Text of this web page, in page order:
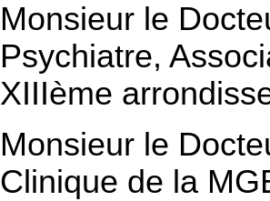
Monsieur le
Psychiatre,
XIIIème
Monsieur le
Clinique de la